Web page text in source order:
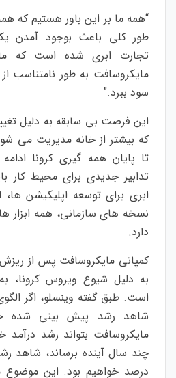
“همه ما بر این باور هستیم که
طور کلی باعث بوجود آمدن
تجارت ابری شده است که ما
مایکروسافت به طور نامتناسب
سود ببرد.”
این فرصت بی سابقه به دلیل
که بیشتر از خانه مدیریت می
تا پایان همه گیری کرونا
تدابیر جدیدی برای محیط کار
ابری برای توسعه اپلیکیشن
نسخه های سازمانی، همه ابزار
دارد.
به دلیل شیوع ویروس کرونا،
است. طبق گفته وینسلو، اگر
شاهد رشد پیش بینی شده